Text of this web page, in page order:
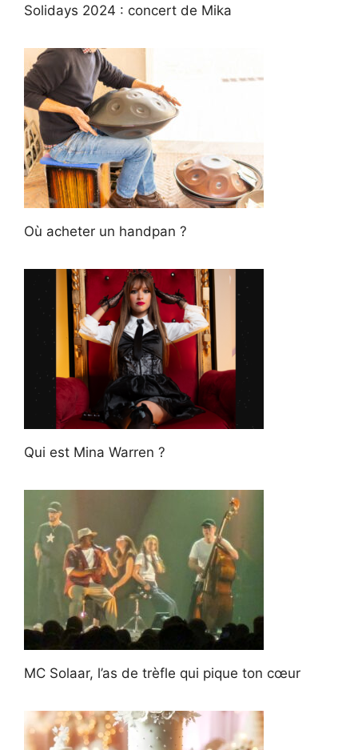
Solidays 2024 : concert de Mika
Où acheter un handpan ?
Qui est Mina Warren ?
MC Solaar, l’as de trèfle qui pique ton cœur